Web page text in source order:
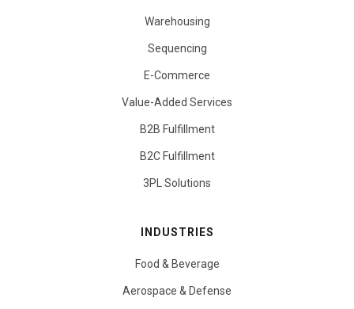
Warehousing
Sequencing
E-Commerce
Value-Added Services
B2B Fulfillment
B2C Fulfillment
3PL Solutions
INDUSTRIES
Food & Beverage
Aerospace & Defense